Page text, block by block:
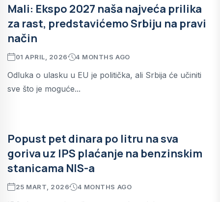
Mali: Ekspo 2027 naša najveća prilika
za rast, predstavićemo Srbiju na pravi
način
01 APRIL, 2026 4 MONTHS AGO
Odluka o ulasku u EU je politička, ali Srbija će učiniti
sve što je moguće...
Popust pet dinara po litru na sva
goriva uz IPS plaćanje na benzinskim
stanicama NIS-a
25 MART, 2026 4 MONTHS AGO